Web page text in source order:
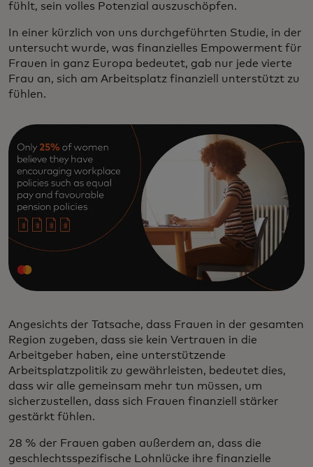
fühlt, sein volles Potenzial auszuschöpfen.
In einer kürzlich von uns durchgeführten Studie, in der
untersucht wurde, was finanzielles Empowerment für
Frauen in ganz Europa bedeutet, gab nur jede vierte
Frau an, sich am Arbeitsplatz finanziell unterstützt zu
fühlen.
Angesichts der Tatsache, dass Frauen in der gesamten
Region zugeben, dass sie kein Vertrauen in die
Arbeitgeber haben, eine unterstützende
Arbeitsplatzpolitik zu gewährleisten, bedeutet dies,
dass wir alle gemeinsam mehr tun müssen, um
sicherzustellen, dass sich Frauen finanziell stärker
gestärkt fühlen.
28 % der Frauen gaben außerdem an, dass die
geschlechtsspezifische Lohnlücke ihre finanzielle